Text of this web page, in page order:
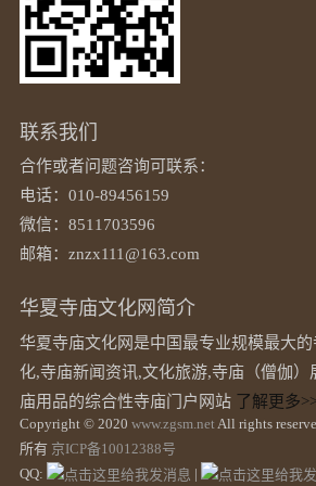
联系我们
合作或者问题咨询可联系：
电话：010-89456159
微信：8511703596
邮箱：znzx111@163.com
华夏寺庙文化网简介
华夏寺庙文化网是中国最专业规模最大
化,寺庙新闻资讯,文化旅游,寺庙（僧伽）
庙用品的综合性寺庙门户网站
了解更多
Copyright © 2020 www.zgsm.net All rights
所有 京ICP备10012388号
QQ:
|